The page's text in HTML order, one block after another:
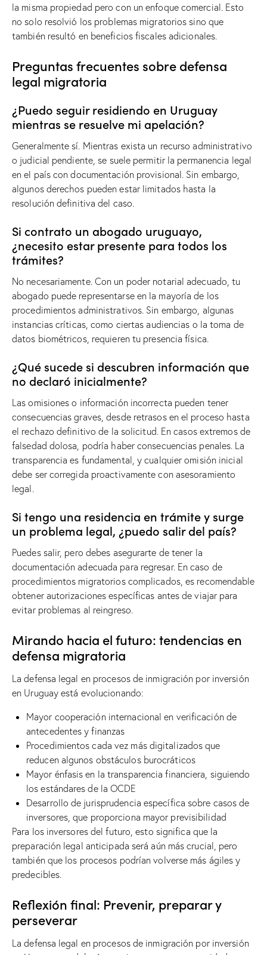
la misma propiedad pero con un enfoque comercial. Esto
no solo resolvió los problemas migratorios sino que
también resultó en beneficios fiscales adicionales.
Preguntas frecuentes sobre defensa
legal migratoria
¿Puedo seguir residiendo en Uruguay
mientras se resuelve mi apelación?
Generalmente sí. Mientras exista un recurso administrativo
o judicial pendiente, se suele permitir la permanencia legal
en el país con documentación provisional. Sin embargo,
algunos derechos pueden estar limitados hasta la
resolución definitiva del caso.
Si contrato un abogado uruguayo,
¿necesito estar presente para todos los
trámites?
No necesariamente. Con un poder notarial adecuado, tu
abogado puede representarse en la mayoría de los
procedimientos administrativos. Sin embargo, algunas
instancias críticas, como ciertas audiencias o la toma de
datos biométricos, requieren tu presencia física.
¿Qué sucede si descubren información que
no declaró inicialmente?
Las omisiones o información incorrecta pueden tener
consecuencias graves, desde retrasos en el proceso hasta
el rechazo definitivo de la solicitud. En casos extremos de
falsedad dolosa, podría haber consecuencias penales. La
transparencia es fundamental, y cualquier omisión inicial
debe ser corregida proactivamente con asesoramiento
legal.
Si tengo una residencia en trámite y surge
un problema legal, ¿puedo salir del país?
Puedes salir, pero debes asegurarte de tener la
documentación adecuada para regresar. En caso de
procedimientos migratorios complicados, es recomendable
obtener autorizaciones específicas antes de viajar para
evitar problemas al reingreso.
Mirando hacia el futuro: tendencias en
defensa migratoria
La defensa legal en procesos de inmigración por inversión
en Uruguay está evolucionando:
Mayor cooperación internacional en verificación de
antecedentes y finanzas
Procedimientos cada vez más digitalizados que
reducen algunos obstáculos burocráticos
Mayor énfasis en la transparencia financiera, siguiendo
los estándares de la OCDE
Desarrollo de jurisprudencia específica sobre casos de
inversores, que proporciona mayor previsibilidad
Para los inversores del futuro, esto significa que la
preparación legal anticipada será aún más crucial, pero
también que los procesos podrían volverse más ágiles y
predecibles.
Reflexión final: Prevenir, preparar y
perseverar
La defensa legal en procesos de inmigración por inversión